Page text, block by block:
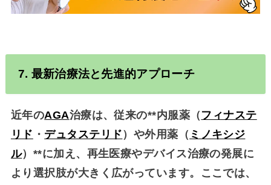
7. 最新治療法と先進的アプローチ
近年のAGA治療は、従来の**内服薬（ フィナステ
リド ・ デュタステリド） や外用薬（ ミノキシジ
ル）**に加え、再生医療やデバイス治療の発展に
より選択肢が大きく広がっています。ここでは、